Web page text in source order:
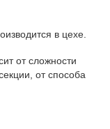
в цехе.
от сложности
от способа